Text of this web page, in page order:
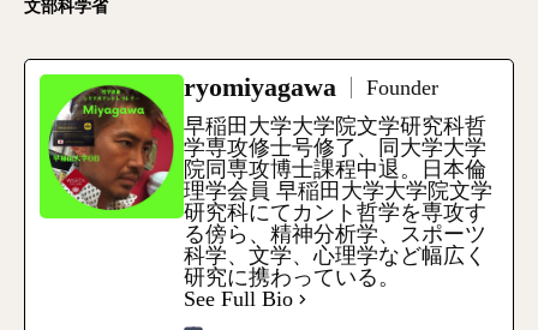
文部科学省
ryomiyagawa
Founder
早稲田大学大学院文学研究科哲
学専攻修士号修了、同大学大学
院同専攻博士課程中退。日本倫
理学会員 早稲田大学大学院文学
研究科にてカント哲学を専攻す
る傍ら、精神分析学、スポーツ
科学、文学、心理学など幅広く
研究に携わっている。
See Full Bio